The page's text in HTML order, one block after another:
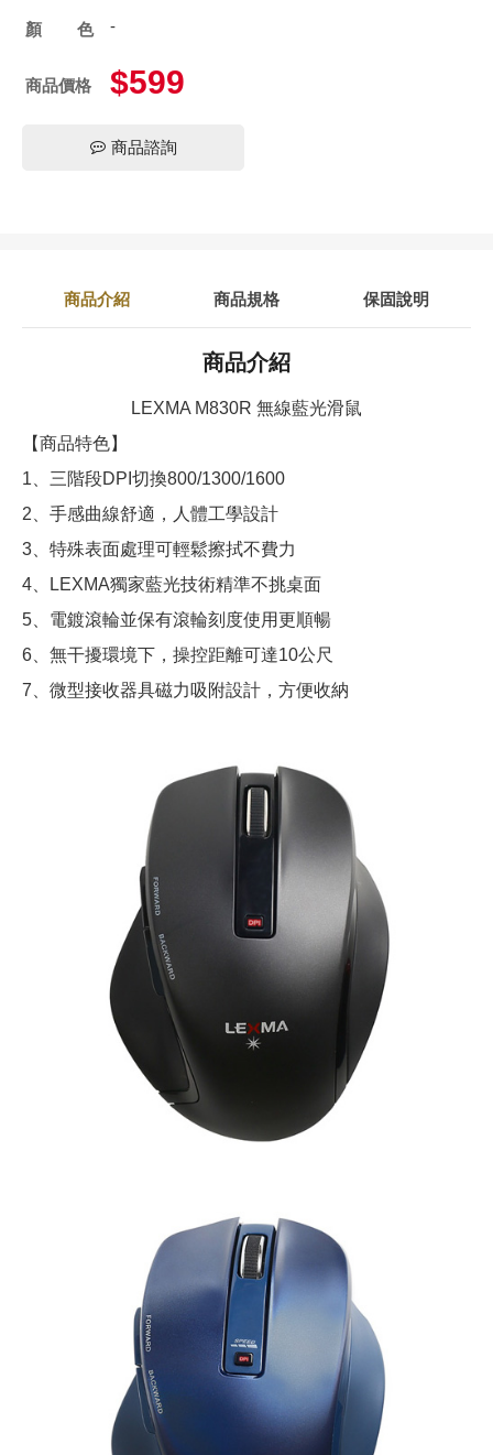
顏色
-
商品價格 $599
商品諮詢
商品介紹 商品規格 保固說明
商品介紹
LEXMA M830R 無線藍光滑鼠
【商品特色】
1、三階段DPI切換800/1300/1600
2、手感曲線舒適，人體工學設計
3、特殊表面處理可輕鬆擦拭不費力
4、LEXMA獨家藍光技術精準不挑桌面
5、電鍍滾輪並保有滾輪刻度使用更順暢
6、無干擾環境下，操控距離可達10公尺
7、微型接收器具磁力吸附設計，方便收納